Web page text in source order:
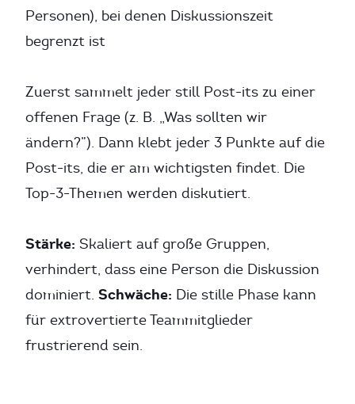
Personen), bei denen Diskussionszeit
begrenzt ist
Zuerst sammelt jeder still Post-its zu einer
offenen Frage (z. B. „Was sollten wir
ändern?”). Dann klebt jeder 3 Punkte auf die
Post-its, die er am wichtigsten findet. Die
Top-3-Themen werden diskutiert.
Stärke: Skaliert auf große Gruppen,
verhindert, dass eine Person die Diskussion
dominiert. Schwäche: Die stille Phase kann
für extrovertierte Teammitglieder
frustrierend sein.